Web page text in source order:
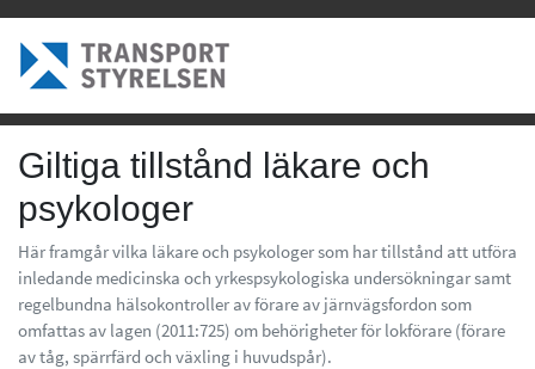
Giltiga tillstånd läkare och
psykologer
Här framgår vilka läkare och psykologer som har tillstånd att utföra
inledande medicinska och yrkespsykologiska undersökningar samt
regelbundna hälsokontroller av förare av järnvägsfordon som
omfattas av lagen (2011:725) om behörigheter för lokförare (förare
av tåg, spärrfärd och växling i huvudspår).